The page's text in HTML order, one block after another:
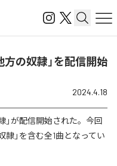
の奴隷」を配信開始
2024.4.18
」が配信開始された。今回
」を含む全1曲となってい